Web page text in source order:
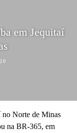
em Jequitaí
no Norte de Minas
na BR-365, em